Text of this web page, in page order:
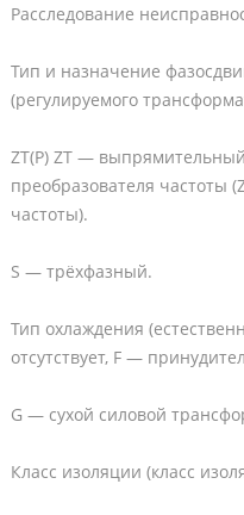
Расследование
Тип и назначение
(регулируемого
ZT(P) ZT —
преобразователя частоты
частоты).
S — трёхфазный.
Тип охлаждения
отсутствует, F —
G — сухой силовой
Класс изоляции (класс